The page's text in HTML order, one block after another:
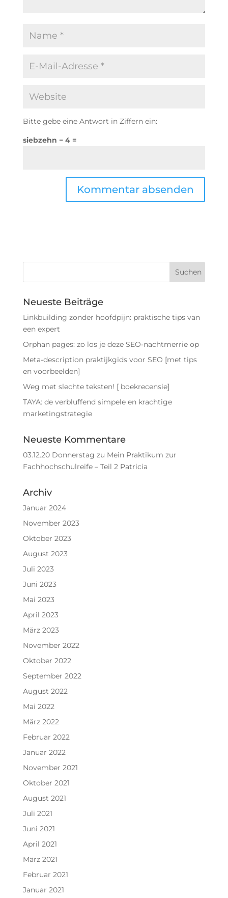
Bitte gebe eine Antwort in Ziffern ein:
siebzehn − 4 =
Neueste Beiträge
Linkbuilding zonder hoofdpijn: praktische tips van
een expert
Orphan pages: zo los je deze SEO-nachtmerrie op
Meta-description praktijkgids voor SEO [met tips
en voorbeelden]
Weg met slechte teksten! [ boekrecensie]
TAYA: de verbluffend simpele en krachtige
marketingstrategie
Neueste Kommentare
03.12.20 Donnerstag zu Mein Praktikum zur
Fachhochschulreife – Teil 2 Patricia
Archiv
Januar 2024
November 2023
Oktober 2023
August 2023
Juli 2023
Juni 2023
Mai 2023
April 2023
März 2023
November 2022
Oktober 2022
September 2022
August 2022
Mai 2022
März 2022
Februar 2022
Januar 2022
November 2021
Oktober 2021
August 2021
Juli 2021
Juni 2021
April 2021
März 2021
Februar 2021
Januar 2021